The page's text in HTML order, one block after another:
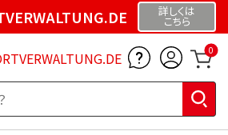
詳しくは
こちら
0